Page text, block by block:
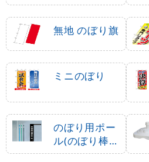
無地 のぼり旗
ミニのぼり
のぼり用ポー
ル(のぼり棒・
竿)